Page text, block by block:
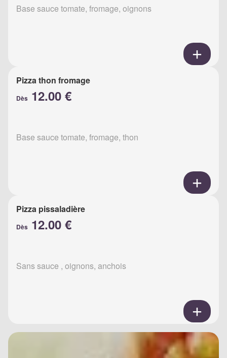
Base sauce tomate, fromage, oignons
Pizza thon fromage
Dès 12.00 €
Base sauce tomate, fromage, thon
Pizza pissaladière
Dès 12.00 €
Sans sauce , oignons, anchois